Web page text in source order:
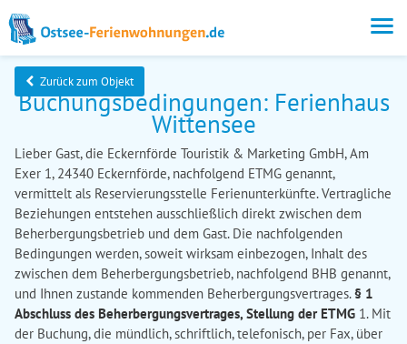
Zurück zum Objekt
Buchungsbedingungen: Ferienhaus
Wittensee
Lieber Gast, die Eckernförde Touristik & Marketing GmbH, Am
Exer 1, 24340 Eckernförde, nachfolgend ETMG genannt,
vermittelt als Reservierungsstelle Ferienunterkünfte. Vertragliche
Beziehungen entstehen ausschließlich direkt zwischen dem
Beherbergungsbetrieb und dem Gast. Die nachfolgenden
Bedingungen werden, soweit wirksam einbezogen, Inhalt des
zwischen dem Beherbergungsbetrieb, nachfolgend BHB genannt,
und Ihnen zustande kommenden Beherbergungsvertrages.§ 1
Abschluss des Beherbergungsvertrages, Stellung der ETMG 1. Mit
der Buchung, die mündlich, schriftlich, telefonisch, per Fax, über